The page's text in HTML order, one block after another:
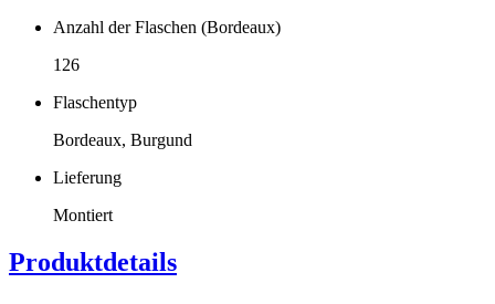
Anzahl der Flaschen (Bordeaux)
126
Flaschentyp
Bordeaux, Burgund
Lieferung
Montiert
Produktdetails